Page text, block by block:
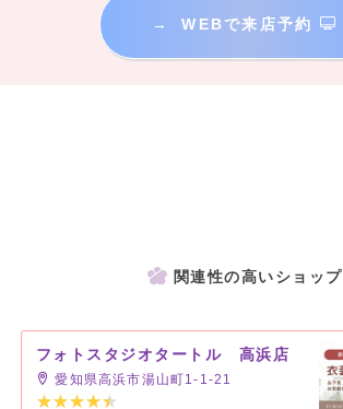
→ WEBで来店予約
関連性の高いショップ
フォトスタジオタートル 高浜店
愛知県高浜市湯山町1-1-21